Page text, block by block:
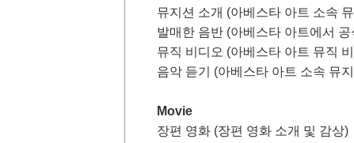
뮤지션 소개 (아베스타 아트 소속
발매한 음반 (아베스타 아트에서
뮤직 비디오 (아베스타 아트 뮤직
음악 듣기 (아베스타 아트 소속 뮤
Movie
장편 영화 (장편 영화 소개 및 감상)